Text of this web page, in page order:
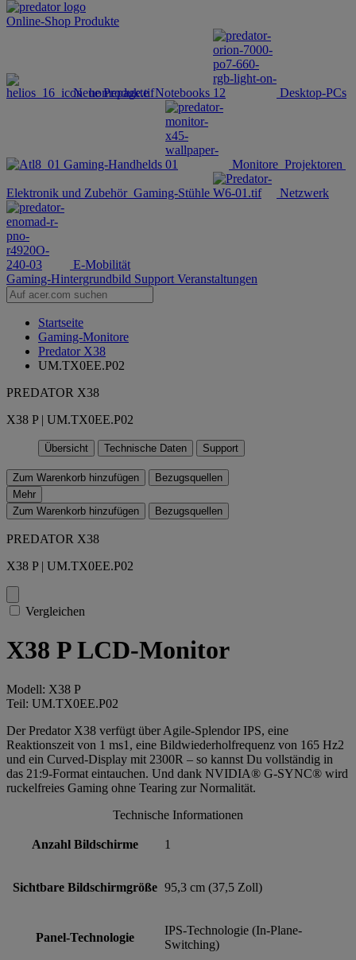
Online-Shop Produkte
Neue Produkte Notebooks Desktop-PCs
Gaming-Handhelds Monitore Projektoren
Elektronik und Zubehör Gaming-Stühle Netzwerk
E-Mobilität
Gaming-Hintergrundbild Support Veranstaltungen
Startseite
Gaming-Monitore
Predator X38
UM.TX0EE.P02
PREDATOR X38
X38 P | UM.TX0EE.P02
Übersicht Technische Daten Support
Zum Warenkorb hinzufügen
Bezugsquellen
Mehr
Zum Warenkorb hinzufügen
Bezugsquellen
PREDATOR X38
X38 P | UM.TX0EE.P02
Vergleichen
X38 P LCD-Monitor
Modell: X38 P
Teil: UM.TX0EE.P02
Der Predator X38 verfügt über Agile-Splendor IPS, eine
Reaktionszeit von 1 ms1, eine Bildwiederholfrequenz von 165 Hz2
und ein Curved-Display mit 2300R – so kannst Du vollständig in
das 21:9-Format eintauchen. Und dank NVIDIA® G-SYNC® wird
ruckelfreies Gaming ohne Tearing zur Normalität.
Technische Informationen
Anzahl Bildschirme 1
Sichtbare Bildschirmgröße 95,3 cm (37,5 Zoll)
Panel-Technologie
IPS-Technologie (In-Plane-
Switching)